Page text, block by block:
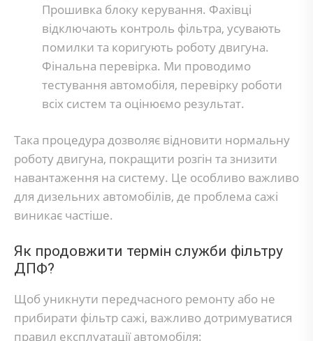
Прошивка блоку керування. Фахівці
відключають контроль фільтра, усувають
помилки та коригують роботу двигуна.
Фінальна перевірка. Ми проводимо
тестування автомобіля, перевірку роботи
всіх систем та оцінюємо результат.
Така процедура дозволяє відновити нормальну
роботу двигуна, покращити розгін та знизити
навантаження на систему. Це особливо важливо
для дизельних автомобілів, де проблема сажі
виникає частіше.
Як продовжити термін служби фільтру
ДПФ?
Щоб уникнути передчасного ремонту або не
прибирати фільтр сажі, важливо дотримуватися
правил експлуатації автомобіля: